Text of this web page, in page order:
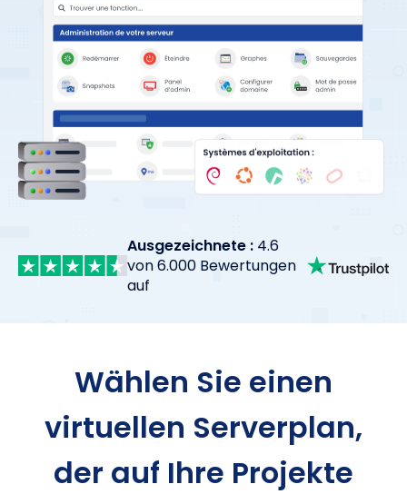
Ausgezeichnete : 4.6
von 6.000 Bewertungen
auf
Wählen Sie einen
virtuellen Serverplan,
der auf Ihre Projekte